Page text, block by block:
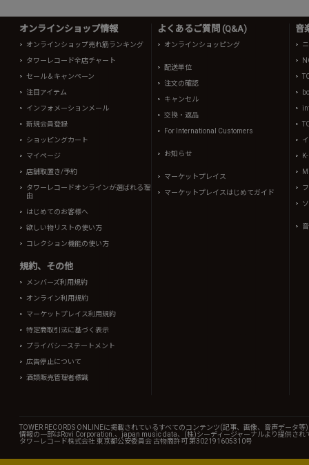
オンラインショップ情報
オンラインショップ売れ筋ランキング
タワーレコード全店チャート
セール＆キャンペーン
注目アイテム
インフォメーションメール
新規会員登録
ショッピングカート
マイページ
店舗取置き/予約
タワーレコードオンラインが選ばれる理
由
はじめてのお客様へ
欲しい物リストの使い方
コレクション機能の使い方
規約、その他
メンバーズ利用規約
オンライン利用規約
マーケットプレイス利用規約
特定商取引法に基づく表示
プライバシーステートメント
広告停止について
酒類販売管理者標識
よくあるご質問 (Q&A)
オンラインショッピング
配送単位
注文の確認
キャンセル
交換・返品
For International Customers
お知らせ
マーケットプレイス
マーケットプレイスはじめてガイド
音
TOWER RECORDS ONLINEに掲載されているすべてのコンテンツ(記事、画像、音声データ
情報の一部はRovi Corporation.、japan music data、(株)シーディージャーナルより提供され
タワーレコード株式会社 東京都公安委員会 古物商許可 第302191605310号